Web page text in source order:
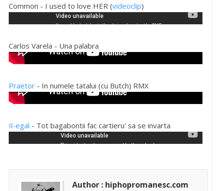
Common - I used to love HER (videoclip)
Carlos Varela - Una palabra
Praetor - In numele tatalui (cu Butch) RMX
Il-egal - Tot bagabontii fac cartieru' sa se invarta
Author : hiphopromanesc.com